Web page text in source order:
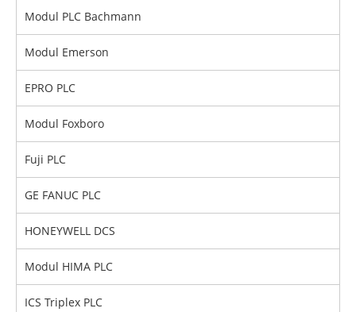
Modul PLC Bachmann
Modul Emerson
EPRO PLC
Modul Foxboro
Fuji PLC
GE FANUC PLC
HONEYWELL DCS
Modul HIMA PLC
ICS Triplex PLC